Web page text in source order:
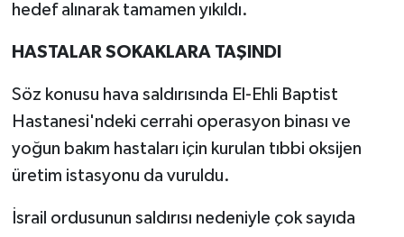
hedef alınarak tamamen yıkıldı.
HASTALAR SOKAKLARA TAŞINDI
Söz konusu hava saldırısında El-Ehli Baptist
Hastanesi'ndeki cerrahi operasyon binası ve
yoğun bakım hastaları için kurulan tıbbi oksijen
üretim istasyonu da vuruldu.
İsrail ordusunun saldırısı nedeniyle çok sayıda